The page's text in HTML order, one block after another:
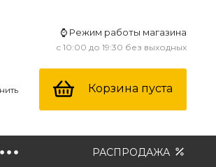
⌚ Режим работы магазина
с 10:00 до 19:30 без выходных
Корзина пуста
РАСПРОДАЖА